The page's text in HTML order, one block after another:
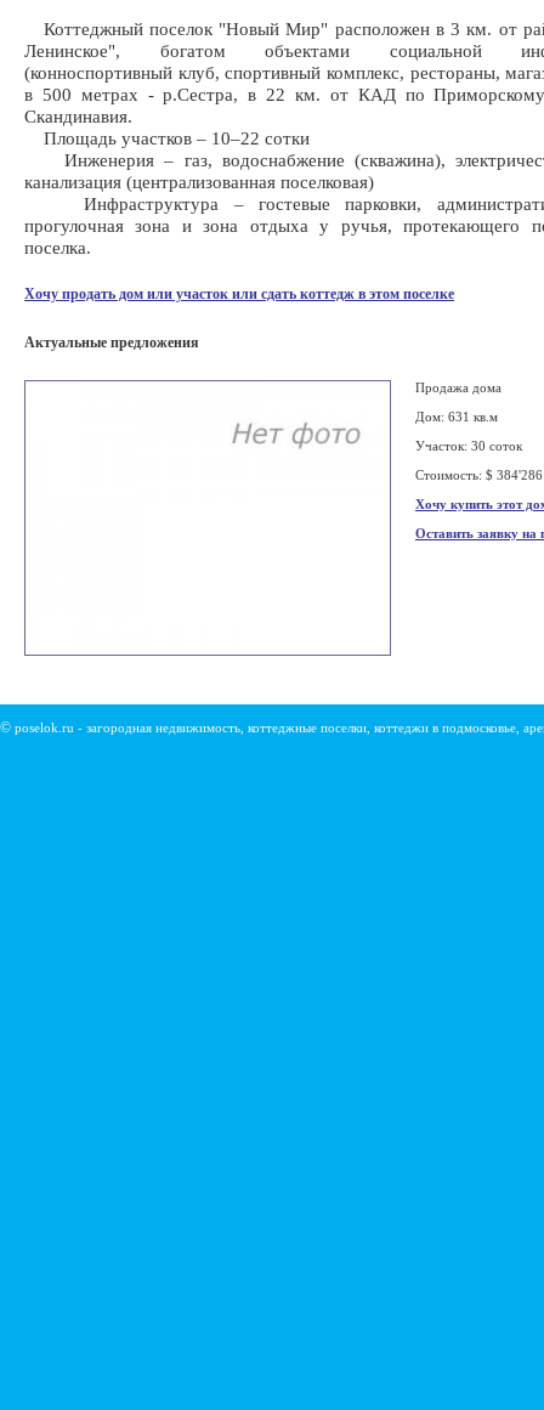
Коттеджный поселок "Новый Мир" расположен в 3 км. от
Ленинское", богатом объектами социальной
(конноспортивный клуб, спортивный комплекс, рестораны,
в 500 метрах - р.Сестра, в 22 км. от КАД по
Скандинавия.
Площадь участков – 10–22 сотки
Инженерия – газ, водоснабжение (скважина),
канализация (централизованная поселковая)
Инфраструктура – гостевые парковки,
прогулочная зона и зона отдыха у ручья, протекающего
поселка.
Хочу продать дом или участок или сдать коттедж в этом поселке
Актуальные предложения
Продажа дома
Дом: 631 кв.м
Участок: 30 соток
Стоимость: $ 384'286
Хочу купить этот
Оставить заявку на
© poselok.ru - загородная недвижимость, коттеджные поселки, коттеджи в подмосковье,